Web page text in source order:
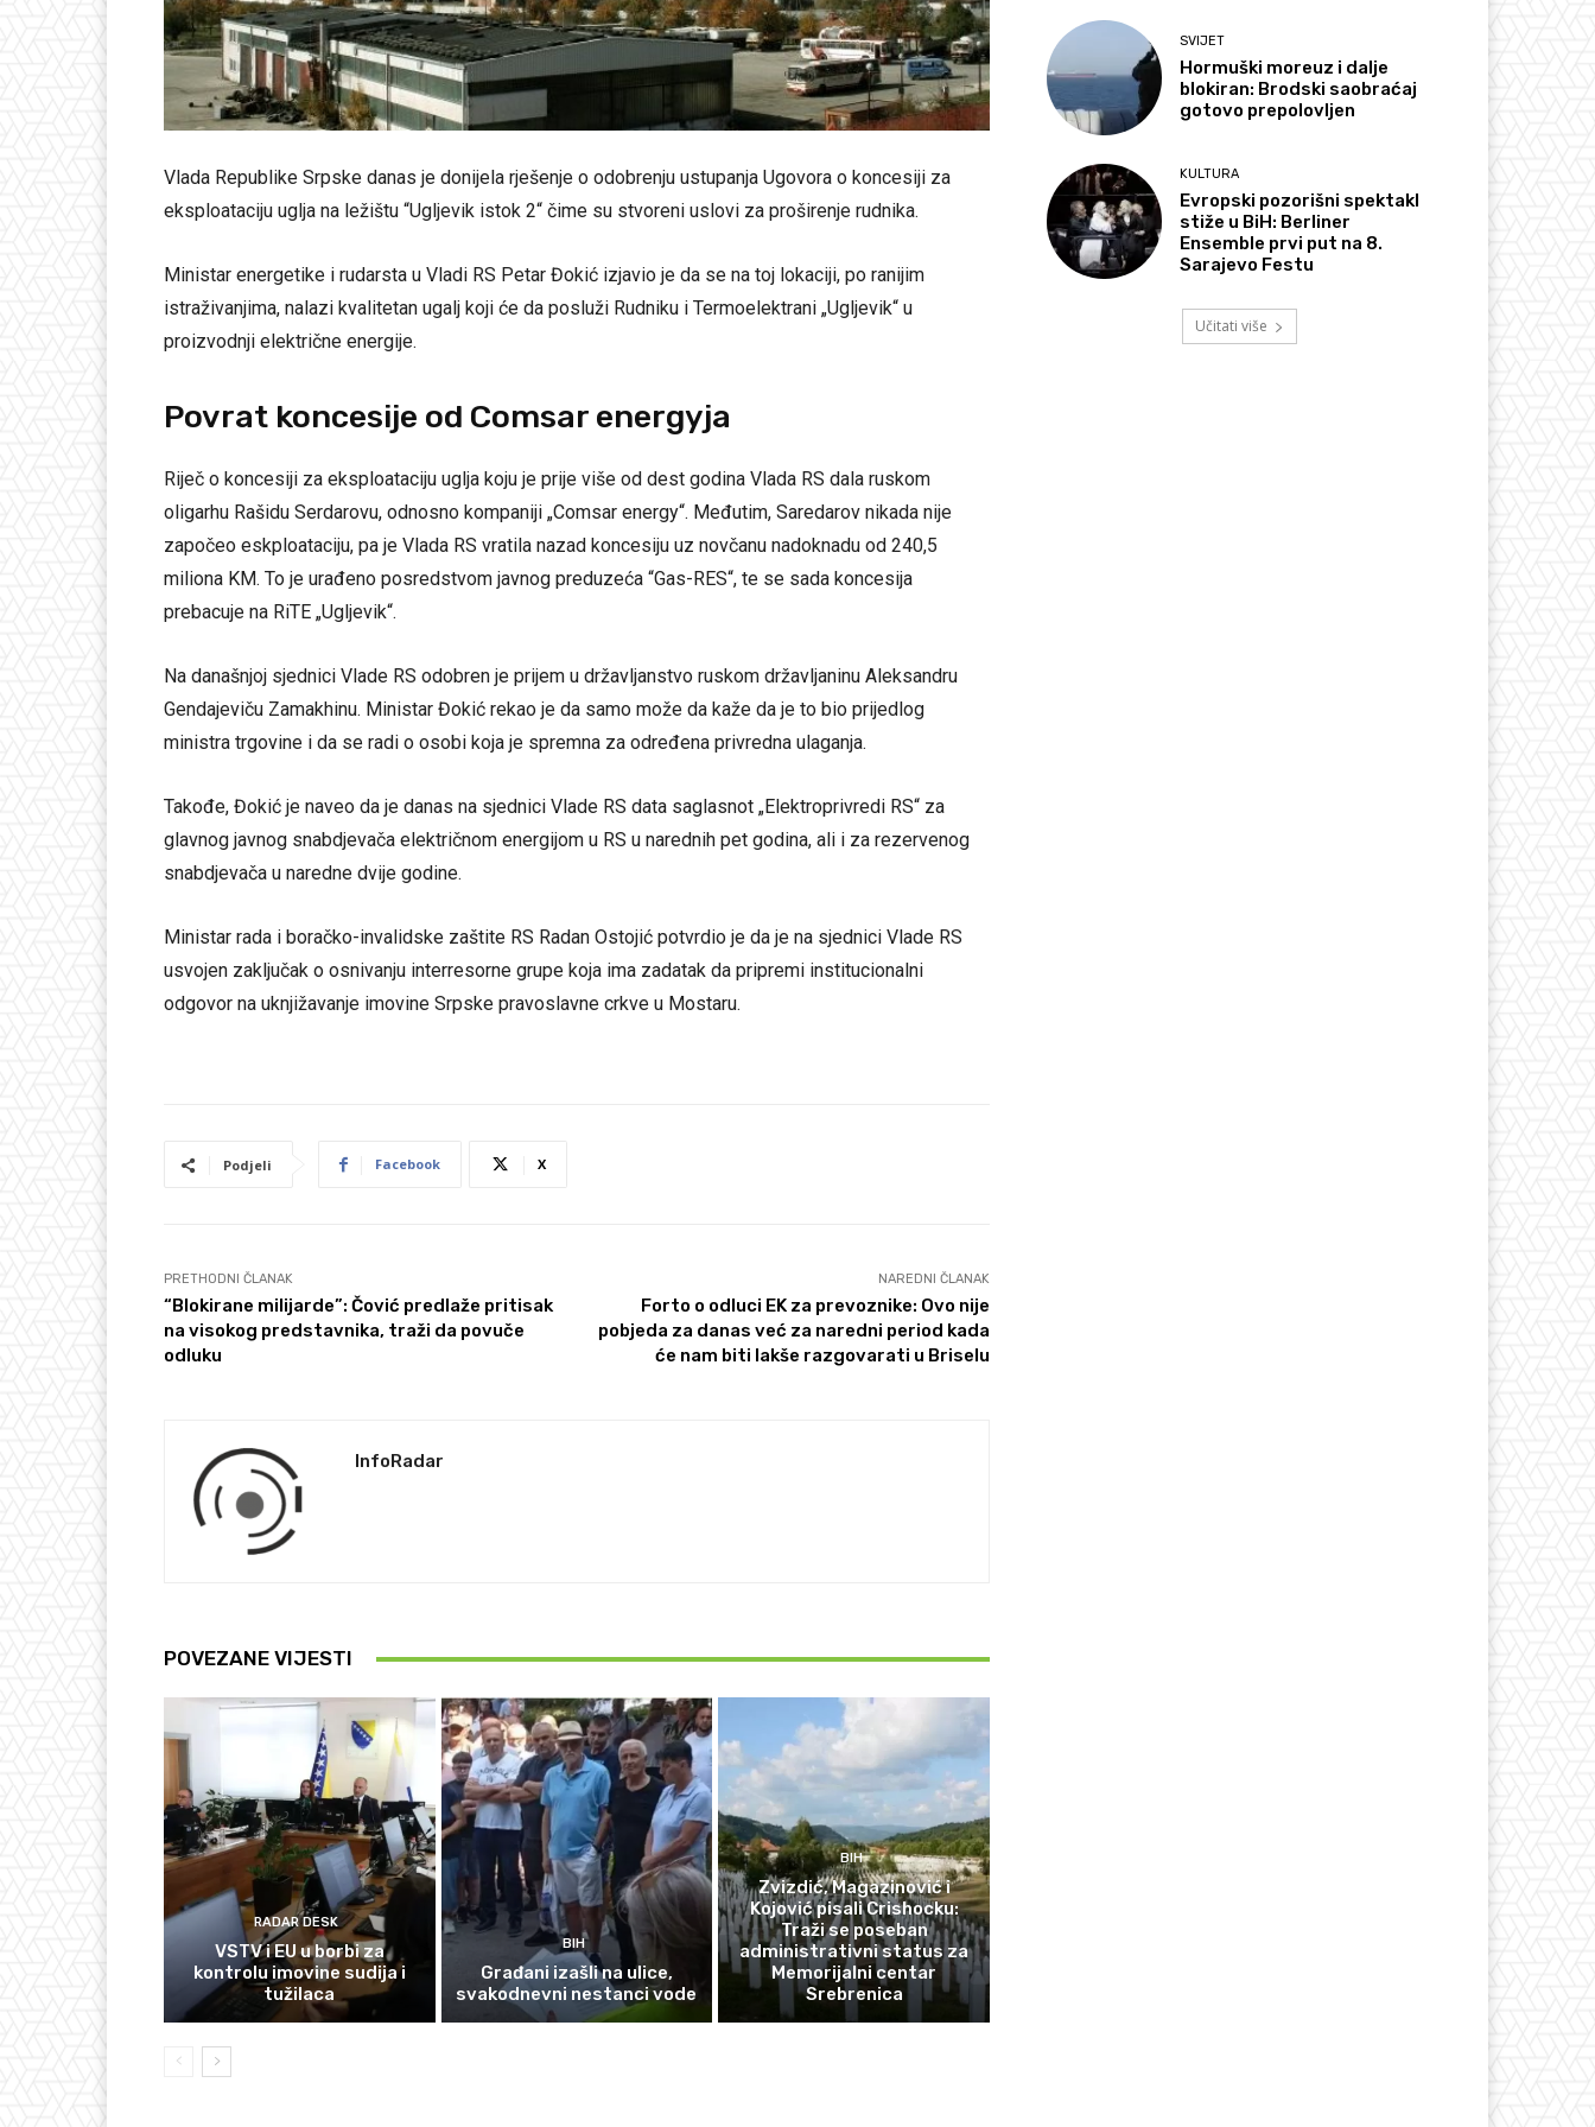
Vlada Republike Srpske danas je donijela rješenje o odobrenju ustupanja Ugovora o koncesiji za
eksploataciju uglja na ležištu “Ugljevik istok 2“ čime su stvoreni uslovi za proširenje rudnika.
Ministar energetike i rudarsta u Vladi RS Petar Đokić izjavio je da se na toj lokaciji, po ranijim
istraživanjima, nalazi kvalitetan ugalj koji će da posluži Rudniku i Termoelektrani „Ugljevik“ u
proizvodnji električne energije.
Povrat koncesije od Comsar energyja
Riječ o koncesiji za eksploataciju uglja koju je prije više od dest godina Vlada RS dala ruskom
oligarhu Rašidu Serdarovu, odnosno kompaniji „Comsar energy“. Međutim, Saredarov nikada nije
započeo eskploataciju, pa je Vlada RS vratila nazad koncesiju uz novčanu nadoknadu od 240,5
miliona KM. To je urađeno posredstvom javnog preduzeća “Gas-RES“, te se sada koncesija
prebacuje na RiTE „Ugljevik“.
Na današnjoj sjednici Vlade RS odobren je prijem u državljanstvo ruskom državljaninu Aleksandru
Gendajeviču Zamakhinu. Ministar Đokić rekao je da samo može da kaže da je to bio prijedlog
ministra trgovine i da se radi o osobi koja je spremna za određena privredna ulaganja.
Takođe, Đokić je naveo da je danas na sjednici Vlade RS data saglasnot „Elektroprivredi RS“ za
glavnog javnog snabdjevača električnom energijom u RS u narednih pet godina, ali i za rezervenog
snabdjevača u naredne dvije godine.
Ministar rada i boračko-invalidske zaštite RS Radan Ostojić potvrdio je da je na sjednici Vlade RS
usvojen zaključak o osnivanju interresorne grupe koja ima zadatak da pripremi institucionalni
odgovor na uknjižavanje imovine Srpske pravoslavne crkve u Mostaru.
Podjeli Facebook X
PRETHODNI ČLANAK
“Blokirane milijarde”: Čović predlaže pritisak
na visokog predstavnika, traži da povuče
odluku
NAREDNI ČLANAK
Forto o odluci EK za prevoznike: Ovo nije
pobjeda za danas već za naredni period kada
će nam biti lakše razgovarati u Briselu
InfoRadar
POVEZANE VIJESTI
RADAR DESK
VSTV i EU u borbi za
kontrolu imovine sudija i
tužilaca
BIH
Građani izašli na ulice,
svakodnevni nestanci vode
BIH
Zvizdić, Magazinović i
Kojović pisali Crishocku:
Traži se poseban
administrativni status za
Memorijalni centar
Srebrenica
SVIJET
Hormuški moreuz i dalje
blokiran: Brodski saobraćaj
gotovo prepolovljen
KULTURA
Evropski pozorišni spektakl
stiže u BiH: Berliner
Ensemble prvi put na 8.
Sarajevo Festu
Učitati više